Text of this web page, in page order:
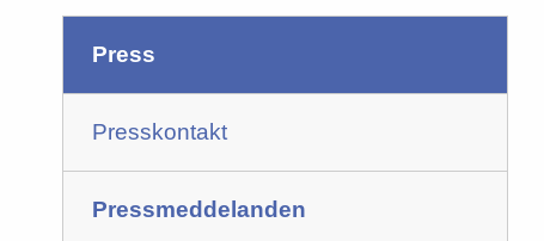
press
Presskontakt
Pressmeddelanden